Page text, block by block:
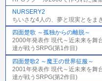
NURSERY2
ちいさな4人の、夢と現実とをま
四面楚歌 ～孤独からの離脱～
2000年発表作 現代～近未来を舞
達が戦うSRPG(第1作目)
四面楚歌2 ～魔王の世界征服～
2001年発表作 現代～近未来を舞
達が戦うSRPG(第2作目)